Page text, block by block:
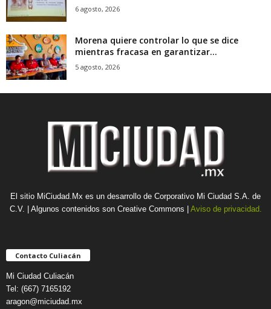
6 agosto, 2026
Morena quiere controlar lo que se dice
mientras fracasa en garantizar...
5 agosto, 2026
El sitio MiCiudad.Mx es un desarrollo de Corporativo Mi Ciudad S.A. de
C.V. | Algunos contenidos son Creative Commons | Aviso de privacidad.
Contacto Culiacán
Mi Ciudad Culiacán
Tel: (667) 7165192
aragon@miciudad.mx